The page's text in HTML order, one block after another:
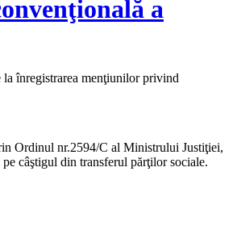
a
la înregistrarea menţiunilor privind
Ordinul nr.2594/C al Ministrului Justiţiei,
câştigul din transferul părţilor sociale.